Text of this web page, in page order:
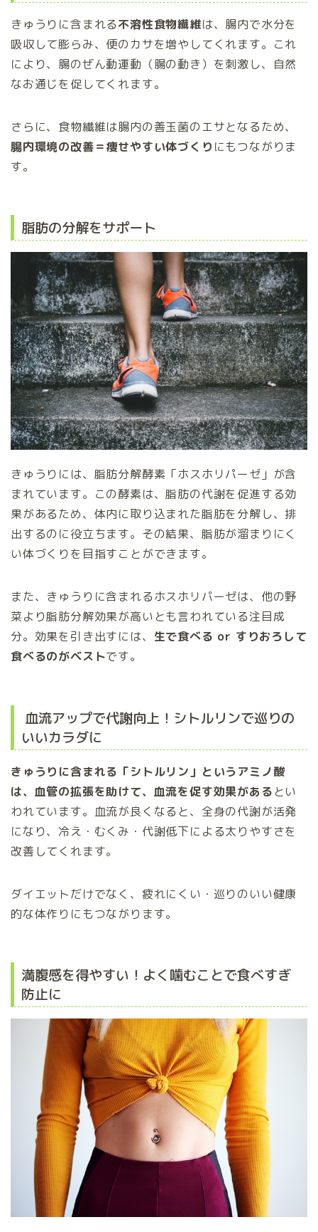
きゅうりに含まれる不溶性食物繊維は、腸内で水分を
吸収して膨らみ、便のカサを増やしてくれます。これ
により、腸のぜん動運動（腸の動き）を刺激し、自然
なお通じを促してくれます。
さらに、食物繊維は腸内の善玉菌のエサとなるため、
腸内環境の改善＝痩せやすい体づくり にもつながりま
す。
脂肪の分解をサポート
きゅうりには、脂肪分解酵素「ホスホリパーゼ」が含
まれています。この酵素は、脂肪の代謝を促進する効
果があるため、体内に取り込まれた脂肪を分解し、排
出するのに役立ちます。その結果、脂肪が溜まりにく
い体づくりを目指すことができます。
また、きゅうりに含まれるホスホリパーゼは、他の野
菜より脂肪分解効果が高いとも言われている注目成
分。効果を引き出すには、 生で食べる or すりおろして
食べるのがベストです。
血流アップで代謝向上！シトルリンで巡りの
いいカラダに
きゅうりに含まれる「シトルリン」というアミノ酸
は、血管の拡張を助けて、血流を促す効果があるとい
われています。血流が良くなると、全身の代謝が活発
になり、冷え・むくみ・代謝低下による太りやすさを
改善してくれます。
ダイエットだけでなく、疲れにくい・巡りのいい健康
的な体作りにもつながります。
満腹感を得やすい！よく噛むことで食べすぎ
防止に